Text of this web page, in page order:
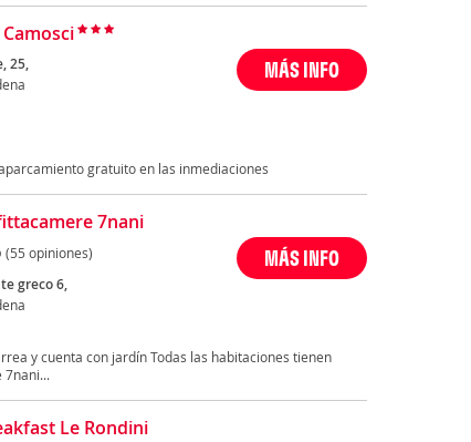
25, MÁS INFO
gratuito en las inmediaciones
7nani
(55 opiniones)
greco 6,
MÁS INFO
y cuenta con jardín Todas las habitaciones tienen
7nani...
Le Rondini